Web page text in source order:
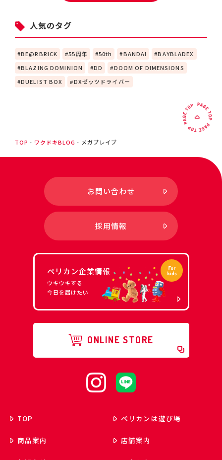
人気のタグ
BE@RBRICK 55周年 50th BANDAI
BAYBLADEX
BLAZING DOMINION
DD
DOOM OF DIMENSIONS
DUELIST BOX
DXゼッツドライバー
TOP ワクドキBLOG メガブレイブ
お問い合わせ
採用情報
ペリカン企業情報
ウキウキする
今日を届けたい
ONLINE STORE
TOP ペリカンは遊び場
商品案内 店舗案内